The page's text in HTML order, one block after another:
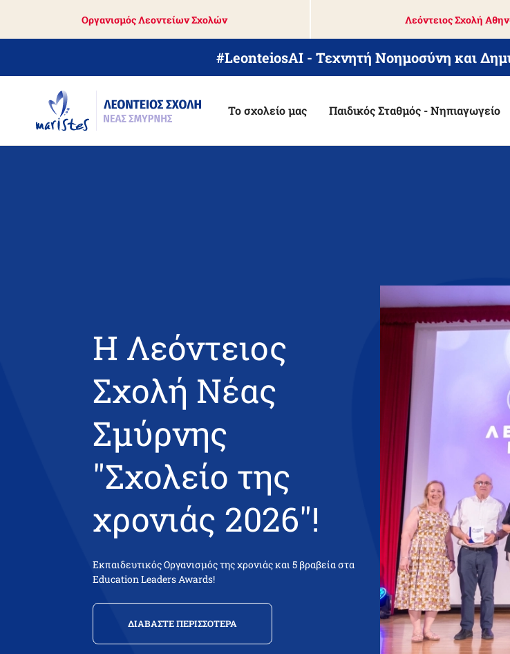
main
Οργανισμός Λεοντείων Σχολών Λεόντειος Σχολή
#LeonteiosAI - Τεχνητή Νοημοσύνη και
Το σχολείο μας Παιδικός Σταθμός - Νηπιαγωγείο
Η Λεόντειος
Σχολή Νέας
Σμύρνης
"Σχολείο της
χρονιάς 2026"!
Εκπαιδευτικός Οργανισμός της χρονιάς και 5 βραβεία στα
Education Leaders Awards!
ΔΙΑΒΑΣΤΕ ΠΕΡΙΣΣΟΤΕΡΑ